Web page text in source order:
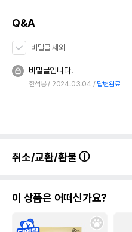
Q&A
비밀글 제외
비밀글입니다.
한석봉 2024.03.04 답변완료
취소/교환/환불
이 상품은 어떠신가요?